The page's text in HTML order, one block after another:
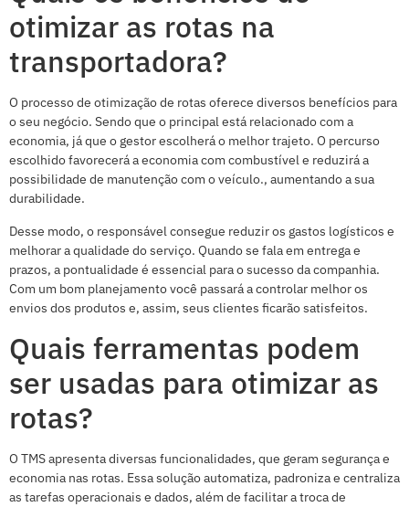
otimizar as rotas na
transportadora?
O processo de otimização de rotas oferece diversos benefícios para
o seu negócio. Sendo que o principal está relacionado com a
economia, já que o gestor escolherá o melhor trajeto. O percurso
escolhido favorecerá a economia com combustível e reduzirá a
possibilidade de manutenção com o veículo., aumentando a sua
durabilidade.
Desse modo, o responsável consegue reduzir os gastos logísticos e
melhorar a qualidade do serviço. Quando se fala em entrega e
prazos, a pontualidade é essencial para o sucesso da companhia.
Com um bom planejamento você passará a controlar melhor os
envios dos produtos e, assim, seus clientes ficarão satisfeitos.
Quais ferramentas podem
ser usadas para otimizar as
rotas?
O TMS apresenta diversas funcionalidades, que geram segurança e
economia nas rotas. Essa solução automatiza, padroniza e centraliza
as tarefas operacionais e dados, além de facilitar a troca de